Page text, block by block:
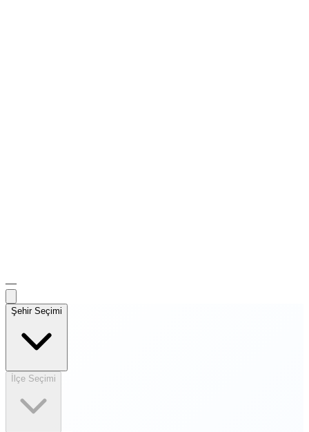
—
Şehir Seçimi
İlçe Seçimi